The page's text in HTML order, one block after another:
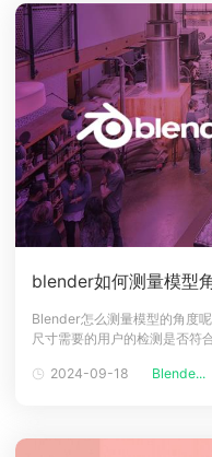
blender如何测量模型
Blender怎么测量模型的角度
尺寸需要的用户的检测是否符
度呢，一起来简单看看吧！
2024-09-18 Blende...